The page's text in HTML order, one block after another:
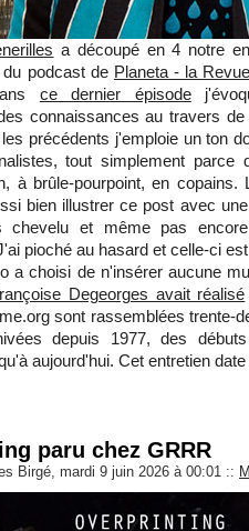
a découpé en 4 notre
podcast de Planeta - la
ce dernier épisode
connaissances au travers
précédents j'emploie un ton
tout simplement parce
à brûle-pourpoint, en copains.
bien illustrer ce post avec
chevelu et même pas
pioché au hasard et celle-ci
a choisi de n'insérer aucune
Degeorges avait réalisé
sont rassemblées trente-
depuis 1977, des
aujourd'hui. Cet entretien
paru chez GRRR
Birgé, mardi 9 juin 2026 à 00:01 ::